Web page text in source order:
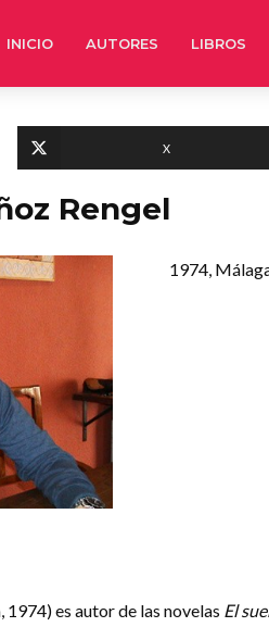
INICIO AUTORES LIBROS
X
Rengel
1974,
es autor de las novelas El